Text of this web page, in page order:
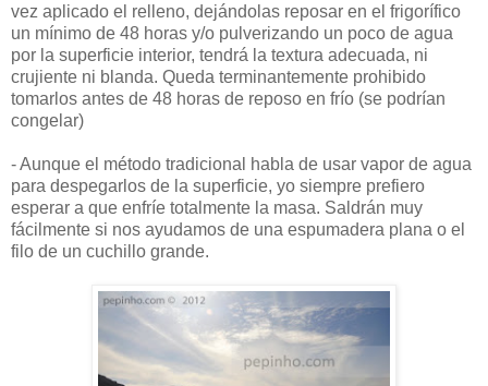
vez aplicado el relleno, dejándolas reposar en el frigorífico
un mínimo de 48 horas y/o pulverizando un poco de agua
por la superficie interior, tendrá la textura adecuada, ni
crujiente ni blanda. Queda terminantemente prohibido
tomarlos antes de 48 horas de reposo en frío (se podrían
congelar)
- Aunque el método tradicional habla de usar vapor de agua
para despegarlos de la superficie, yo siempre prefiero
esperar a que enfríe totalmente la masa. Saldrán muy
fácilmente si nos ayudamos de una espumadera plana o el
filo de un cuchillo grande.